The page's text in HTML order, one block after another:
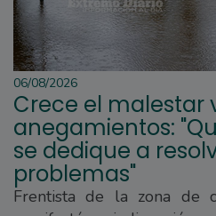
06/08/2026
Crece el malestar
anegamientos:
se dedique a
problemas"
Frentista de la zona de